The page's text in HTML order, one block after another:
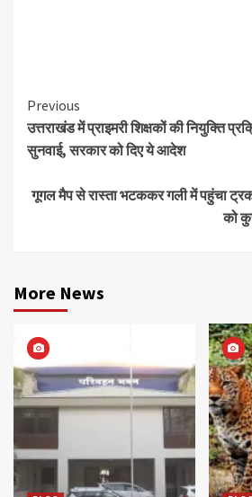
Continue
Reading
Previous
उत्तराखंड में प्राइमरी शिक्षकों की नियुक्ति
सुनवाई, सरकार को दिए ये आदेश
गूगल मैप से रास्ता भटककर गली में पहुंचा
को
More News